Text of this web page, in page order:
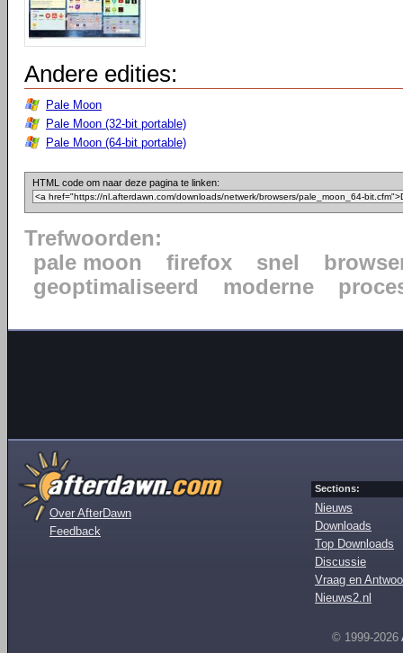
Andere edities:
Pale Moon
Pale Moon (32-bit portable)
Pale Moon (64-bit portable)
HTML code om naar deze pagina te linken:
Trefwoorden:
pale moon
firefox snel
geoptimaliseerd
moderne
Over AfterDawn
Feedback
Sections:
Nieuws
Downloads
Top Downloads
Discussie
Vraag en
Nieuws2.nl
© 1999-2026